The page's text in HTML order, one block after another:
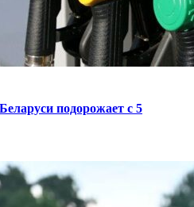
подорожает с 5